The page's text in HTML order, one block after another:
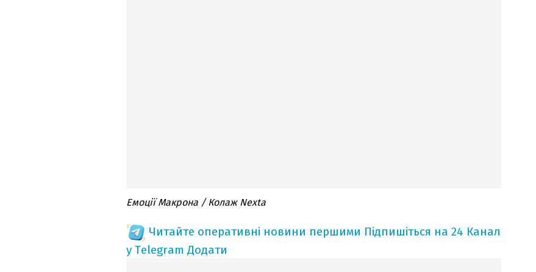
Емоції Макрона / Колаж Nexta
Читайте оперативні новини першими Підпишіться на 24 Канал
у Telegram Додати